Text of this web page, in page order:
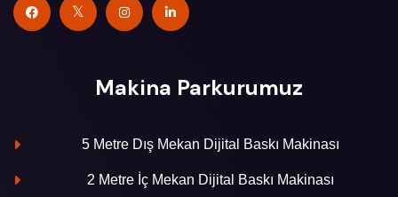
Makina Parkurumuz
5 Metre Dış Mekan Dijital Baskı Makinası
2 Metre İç Mekan Dijital Baskı Makinası